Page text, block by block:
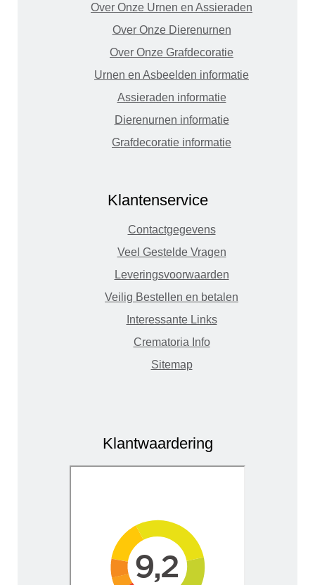
Over Onze Urnen en Assieraden
Over Onze Dierenurnen
Over Onze Grafdecoratie
Urnen en Asbeelden informatie
Assieraden informatie
Dierenurnen informatie
Grafdecoratie informatie
Klantenservice
Contactgegevens
Veel Gestelde Vragen
Leveringsvoorwaarden
Veilig Bestellen en betalen
Interessante Links
Crematoria Info
Sitemap
Klantwaardering